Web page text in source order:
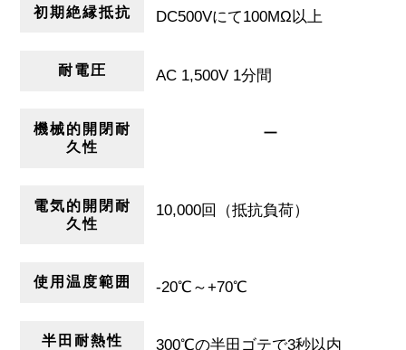
初期絶縁抵抗 DC500Vにて100MΩ以上
耐電圧 AC 1,500V 1分間
機械的開閉耐
久性
ー
電気的開閉耐
久性
10,000回（抵抗負荷）
使用温度範囲 -20℃～+70℃
半田耐熱性 300℃の半田ゴテで3秒以内